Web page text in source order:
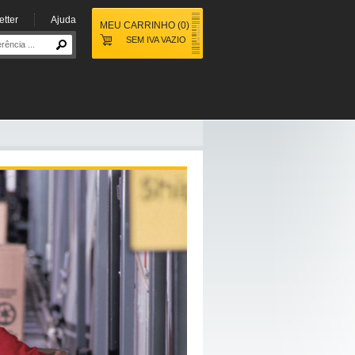
MEU CARRINHO (0)
SEM IVAVAZIO
Ajuda